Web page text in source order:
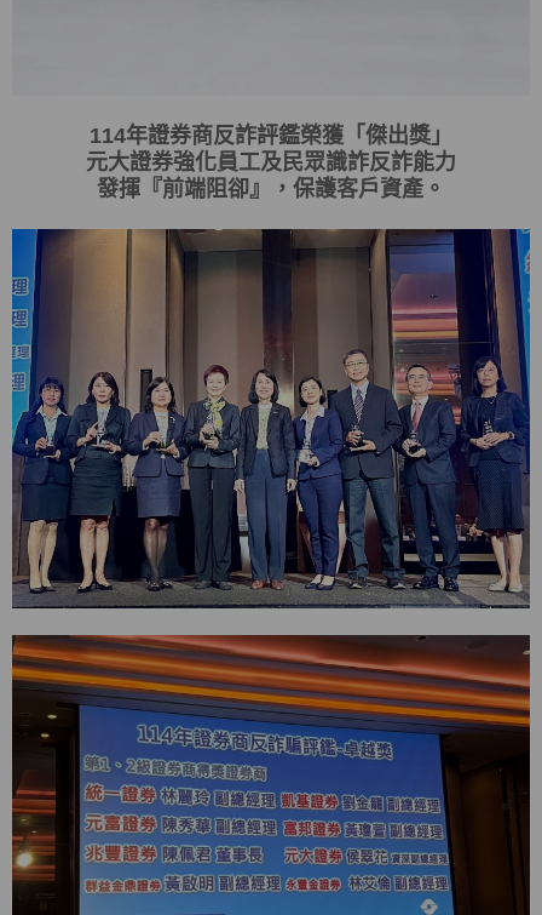
114年證券商反詐評鑑榮獲「傑出獎」
元大證券強化員工及民眾識詐反詐能力
發揮 『 前端阻卻』 ，保護客戶資產。